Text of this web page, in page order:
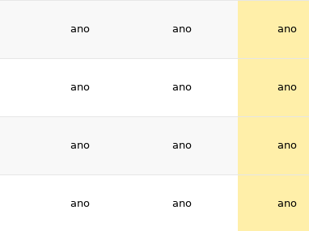
ano ano ano
ano ano ano
ano ano ano
ano ano ano